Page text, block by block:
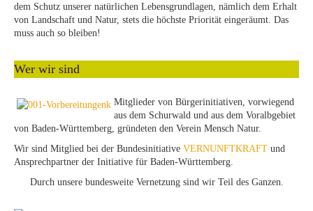
dem Schutz unserer natürlichen Lebensgrundlagen, nämlich dem Erhalt
von Landschaft und Natur, stets die höchste Priorität eingeräumt. Das
muss auch so bleiben!
Wer wir sind
Mitglieder von Bürgerinitiativen, vorwiegend
aus dem Schurwald und aus dem Voralbgebiet
von Baden-Württemberg, gründeten den Verein Mensch Natur.
Wir sind Mitglied bei der Bundesinitiative VERNUNFTKRAFT und
Ansprechpartner der Initiative für Baden-Württemberg.
Durch unsere bundesweite Vernetzung sind wir Teil des Ganzen.